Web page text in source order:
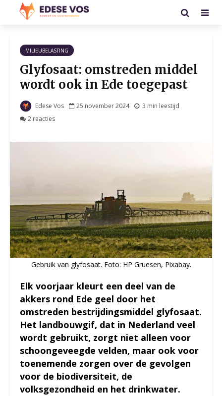
MILIEUBELASTING
Glyfosaat: omstreden middel
wordt ook in Ede toegepast
Edese Vos 25 november 2024
3 min leestijd
2 reacties
Gebruik van glyfosaat. Foto: HP Gruesen, Pixabay.
Elk voorjaar kleurt een deel van de
akkers rond Ede geel door het
omstreden bestrijdingsmiddel glyfosaat.
Het landbouwgif, dat in Nederland veel
wordt gebruikt, zorgt niet alleen voor
schoongeveegde velden, maar ook voor
toenemende zorgen over de gevolgen
voor de biodiversiteit, de
volksgezondheid en het drinkwater.